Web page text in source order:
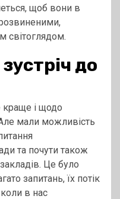
щоб вони в
світоглядом.
до
краще і щодо
мали можливість
та почути також
Це було
запитань, їх потік
в нас